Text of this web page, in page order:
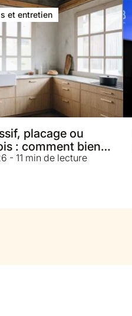
et entretien
placage ou
: comment bien
façades de votre
- 11 min de lecture